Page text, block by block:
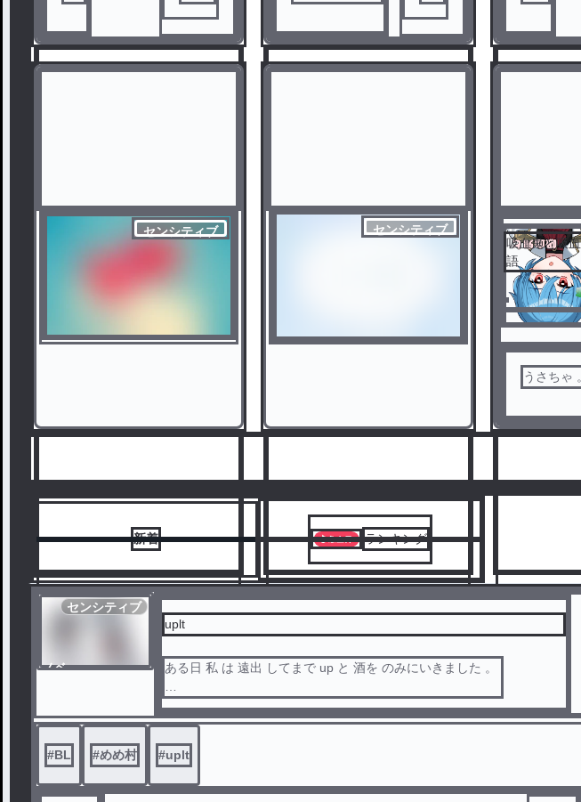
こちらはmmmrのメンバー様の
お名前をお借りした二次創作作
品になります😌
まるまる参考やパクリはおやめ
ください😌
何かミスがあれば教えていただ
けると嬉しいです✨
3
センシティブ
依存 ? ￣【mmmr】【Itup】
なんか色々でたまたまぱあです
センシティブ
7
吸血鬼と吸
語
うさちゃ 。
8
新着 ランキング
ノベ
センシティブ
uplt
ある日 私 は 遠出 してまで up と 酒を のみにいきました 。
段々 と 酔い が 回ってきた 私 は up の 家 に 。
lt↪︎♂ up↪︎♂
#BL #めめ村 #uplt